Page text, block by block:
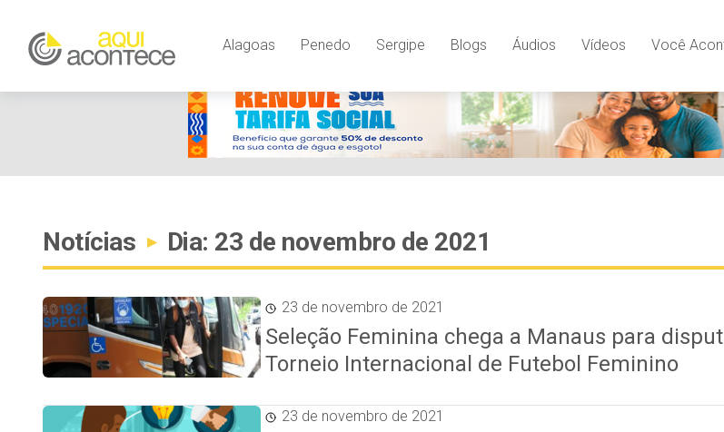
Alagoas Penedo Sergipe Blogs Áudios Vídeos Você
Notícias ▸ Dia: 23 de novembro de 2021
23 de novembro de 2021
Seleção Feminina chega a Manaus para
Torneio Internacional de Futebol Feminino
23 de novembro de 2021